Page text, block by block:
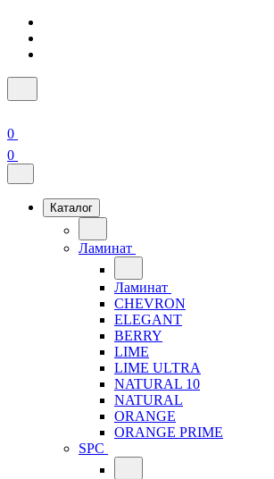
0
0
Каталог
Ламинат
Ламинат
CHEVRON
ELEGANT
BERRY
LIME
LIME ULTRA
NATURAL 10
NATURAL
ORANGE
ORANGE PRIME
SPC